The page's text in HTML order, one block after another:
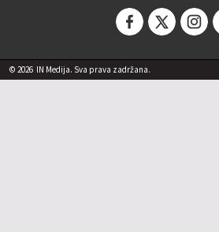
© 2026 IN Medija. Sva prava zadržana.